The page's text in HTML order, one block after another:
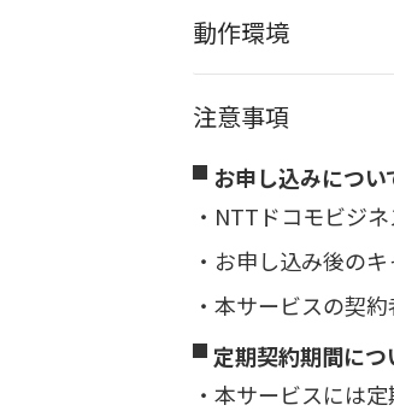
動作環境
注意事項
お申し込みについ
NTTドコモビジ
お申し込み後の
本サービスの契
定期契約期間につ
本サービスには定